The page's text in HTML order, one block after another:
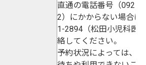
直通の電話番号（092-
2）にかからない場合は
1-2894（松田小児科医
絡してください。
予約状況によっては、